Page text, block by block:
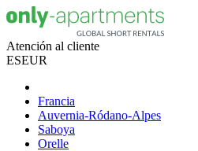
Atención al cliente
ESEUR
Francia
Auvernia-Ródano-Alpes
Saboya
Orelle